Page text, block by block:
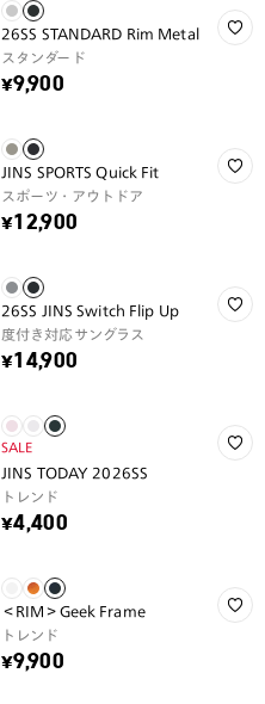
26SS STANDARD Rim Metal
スタンダード
¥9,900
JINS SPORTS Quick Fit
スポーツ・アウトドア
¥12,900
26SS JINS Switch Flip Up
度付き対応サングラス
¥14,900
SALE
JINS TODAY 2026SS
トレンド
¥4,400
＜RIM＞Geek Frame
トレンド
¥9,900